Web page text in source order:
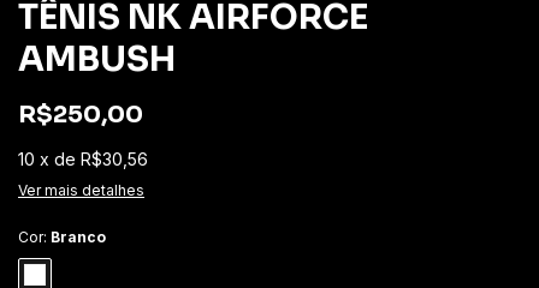
TÊNIS NK AIRFORCE
AMBUSH
R$250,00
10 x de R$30,56
Ver mais detalhes
Cor: Branco